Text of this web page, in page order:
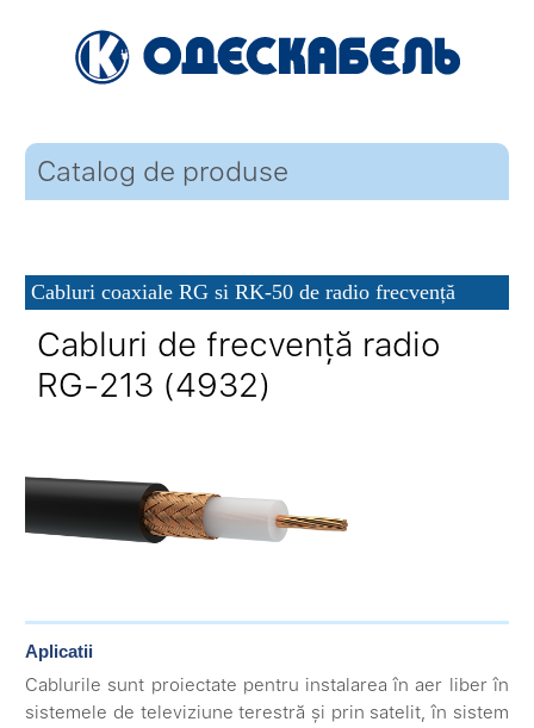
Catalog de produse
Cabluri coaxiale RG si RK-50 de radio frecvență
Cabluri de frecvență radio
RG-213 (4932)
Aplicatii
Cablurile sunt proiectate pentru instalarea în aer liber în
sistemele de televiziune terestră și prin satelit, în sistem